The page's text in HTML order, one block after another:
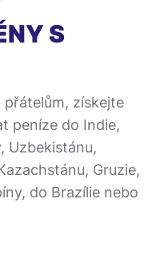
S
přátelům, získejte
peníze do Indie,
Uzbekistánu,
Gruzie,
do Brazílie nebo